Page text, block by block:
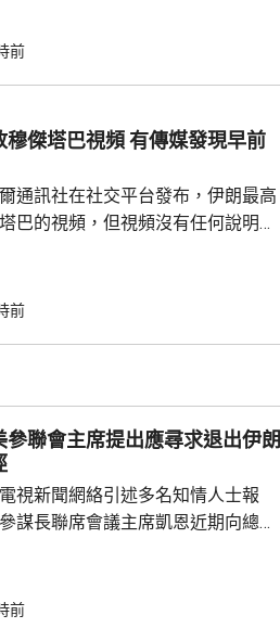
，指癌細胞已經擴散，在很多方面
統，在4年任期內，他的年齡及健
受關注。他前年6月同當時的共和
人特朗普進行電視辯論，出...
前
巴視頻 有傳媒發現早前
通訊社在社交平台發布，伊朗最高
巴的視頻，但視頻沒有任何說明，
的紀錄片中出現過，當時穆傑塔巴
醫院，可能隨時死亡。 穆傑塔巴
父哈梅內伊出任伊朗最高領...
前
參聯會主席提出應尋求退出伊朗
視新聞網絡引述多名知情人士報
謀長聯席會議主席凱恩近期向總統
升級伊朗軍事行動的憂慮，並提出
前